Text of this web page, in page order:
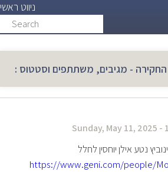
ניווט ראשי
Search
- מגיבים, משתתפים וסטטוס :
Sunday, May 11, 2025 -
נטע אילן יוחסין לחלל
https://www.geni.com/people/